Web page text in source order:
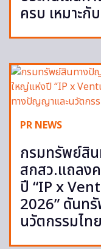
ครบ เหมาะ
PR NEWS
กรมทรัพย์สิ
สกสว.แถลง
ปี “IP x
2026” ดันท
นวัตกรรมไท